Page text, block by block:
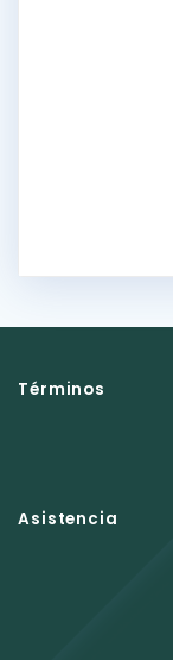
Términos
Asistencia